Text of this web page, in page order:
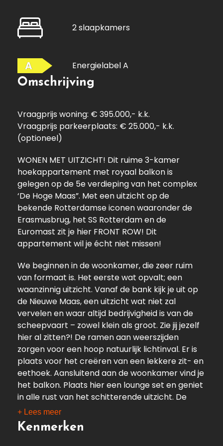
2 slaapkamers
A Energielabel A
Omschrijving
Vraagprijs woning: € 395.000,- k.k.
Vraagprijs parkeerplaats: € 25.000,- k.k.
(optioneel)
WONEN MET UITZICHT! Dit ruime 3-kamer
hoekappartement met royaal balkon is
gelegen op de 5e verdieping van het complex
‘De Hoge Maas”. Met een uitzicht op de
bekende Rotterdamse iconen waaronder de
Erasmusbrug, het SS Rotterdam en de
Euromast zit je hier FRONT ROW! Dit
appartement wil je écht niet missen!
We beginnen in de woonkamer, die zeer ruim
van formaat is. Het eerste wat opvalt; een
waanzinnig uitzicht. Vanaf de bank kijk je uit op
de Nieuwe Maas, een uitzicht wat niet zal
vervelen en waar altijd bedrijvigheid is van de
scheepvaart – zowel klein als groot. Zie jij jezelf
hier al zitten?! De ramen aan weerszijden
zorgen voor een hoop natuurlijk lichtinval. Er is
plaats voor het creëren van een lekkere zit- en
eethoek. Aansluitend aan de woonkamer vind je
het balkon. Plaats hier een lounge set en geniet
in alle rust van het schitterende uitzicht. De
keuken is netjes en voorzien van de nodige
inbouwapparatuur, werk- en opbergruimte.
+ Lees meer
Kenmerken